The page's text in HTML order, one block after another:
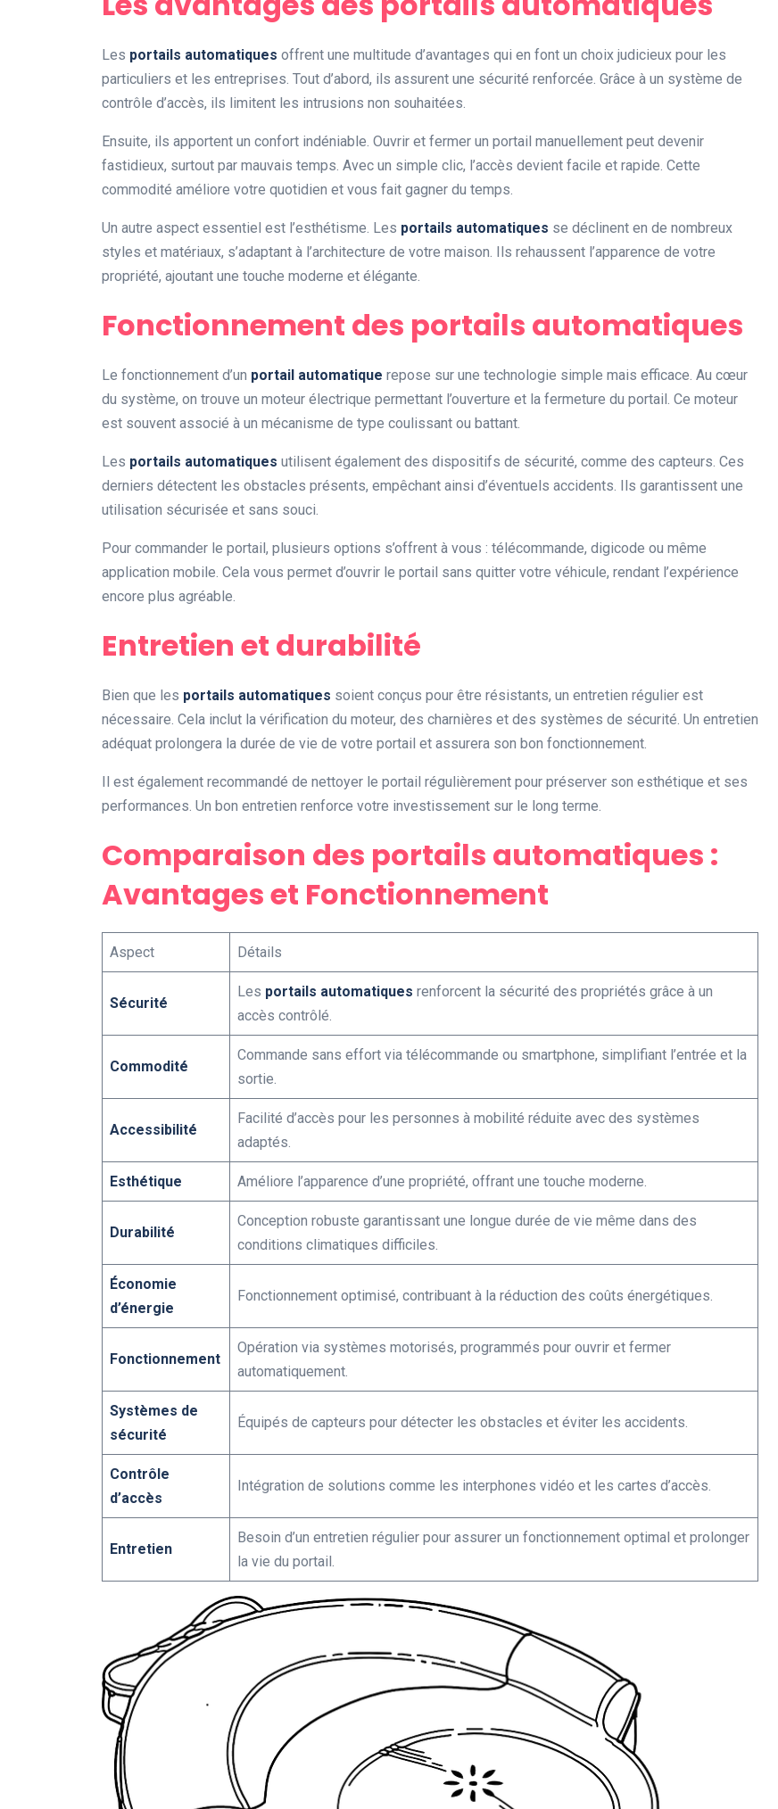
Les portails automatiques offrent une multitude d’avantages qui en font un choix judicieux pour les
particuliers et les entreprises. Tout d’abord, ils assurent une sécurité renforcée. Grâce à un système de
contrôle d’accès, ils limitent les intrusions non souhaitées.
Ensuite, ils apportent un confort indéniable. Ouvrir et fermer un portail manuellement peut devenir
fastidieux, surtout par mauvais temps. Avec un simple clic, l’accès devient facile et rapide. Cette
commodité améliore votre quotidien et vous fait gagner du temps.
Un autre aspect essentiel est l’esthétisme. Les portails automatiques se déclinent en de nombreux
styles et matériaux, s’adaptant à l’architecture de votre maison. Ils rehaussent l’apparence de votre
propriété, ajoutant une touche moderne et élégante.
Fonctionnement des portails automatiques
Le fonctionnement d’un portail automatique repose sur une technologie simple mais efficace. Au cœur
du système, on trouve un moteur électrique permettant l’ouverture et la fermeture du portail. Ce moteur
est souvent associé à un mécanisme de type coulissant ou battant.
Les portails automatiques utilisent également des dispositifs de sécurité, comme des capteurs. Ces
derniers détectent les obstacles présents, empêchant ainsi d’éventuels accidents. Ils garantissent une
utilisation sécurisée et sans souci.
Pour commander le portail, plusieurs options s’offrent à vous : télécommande, digicode ou même
application mobile. Cela vous permet d’ouvrir le portail sans quitter votre véhicule, rendant l’expérience
encore plus agréable.
Entretien et durabilité
Bien que les portails automatiques soient conçus pour être résistants, un entretien régulier est
nécessaire. Cela inclut la vérification du moteur, des charnières et des systèmes de sécurité. Un entretien
adéquat prolongera la durée de vie de votre portail et assurera son bon fonctionnement.
Il est également recommandé de nettoyer le portail régulièrement pour préserver son esthétique et ses
performances. Un bon entretien renforce votre investissement sur le long terme.
Comparaison des portails automatiques :
Avantages et Fonctionnement
Aspect Détails
Sécurité
Les portails automatiques renforcent la sécurité des propriétés grâce à un
accès contrôlé.
Commodité
Commande sans effort via télécommande ou smartphone, simplifiant l’entrée et la
sortie.
Accessibilité
Facilité d’accès pour les personnes à mobilité réduite avec des systèmes
adaptés.
Esthétique Améliore l’apparence d’une propriété, offrant une touche moderne.
Durabilité
Conception robuste garantissant une longue durée de vie même dans des
conditions climatiques difficiles.
Économie
d’énergie
Fonctionnement optimisé, contribuant à la réduction des coûts énergétiques.
Fonctionnement
Opération via systèmes motorisés, programmés pour ouvrir et fermer
automatiquement.
Systèmes de
sécurité
Équipés de capteurs pour détecter les obstacles et éviter les accidents.
Contrôle
d’accès
Intégration de solutions comme les interphones vidéo et les cartes d’accès.
Entretien
Besoin d’un entretien régulier pour assurer un fonctionnement optimal et prolonger
la vie du portail.
comment créer une
atmosphère unique dans
Abigail.G.30 10 mai 2025